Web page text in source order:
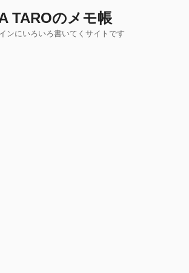
TAROのメモ帳
ンにいろいろ書いてくサイトです